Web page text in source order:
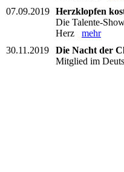
07.09.2019 Herzklopfen
Die Talente-
Herz mehr
30.11.2019
Die Nacht der
Mitglied im